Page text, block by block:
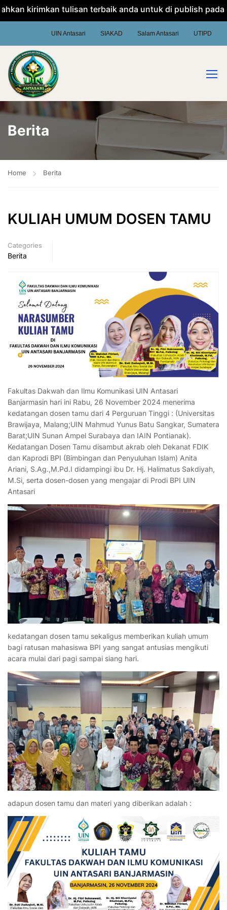
tulisan terbaik anda untuk di publish pada
UIN Antasari SIAKAD Salam Antasari UTIPD
Berita
Home Berita
KULIAH UMUM DOSEN TAMU
Categories
Berita
Fakultas Dakwah dan Ilmu Komunikasi UIN Antasari
Banjarmasin hari ini Rabu, 26 November 2024 menerima
kedatangan dosen tamu dari 4 Perguruan Tinggi : (Universitas
Brawijaya, Malang;UIN Mahmud Yunus Batu Sangkar, Sumatera
Barat;UIN Sunan Ampel Surabaya dan IAIN Pontianak).
Kedatangan Dosen Tamu disambut akrab oleh Dekanat FDIK
dan Kaprodi BPI (Bimbingan dan Penyuluhan Islam) Anita
Ariani, S.Ag.,M.Pd.I didampingi ibu Dr. Hj. Halimatus Sakdiyah,
M.Si, serta dosen-dosen yang mengajar di Prodi BPI UIN
Antasari
kedatangan dosen tamu sekaligus memberikan kuliah umum
bagi ratusan mahasiswa BPI yang sangat antusias mengikuti
acara mulai dari pagi sampai siang hari.
adapun dosen tamu dan materi yang diberikan adalah :